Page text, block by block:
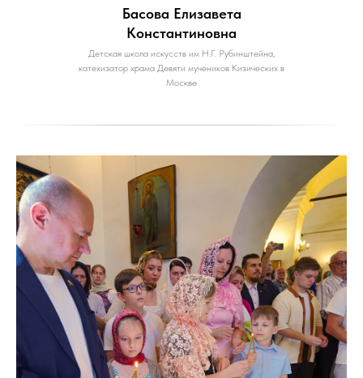
Басова Елизавета
Константиновна
Детская школа искусств им Н.Г. Рубинштейна,
катехизатор храма Девяти мучеников Кизических в
Москве